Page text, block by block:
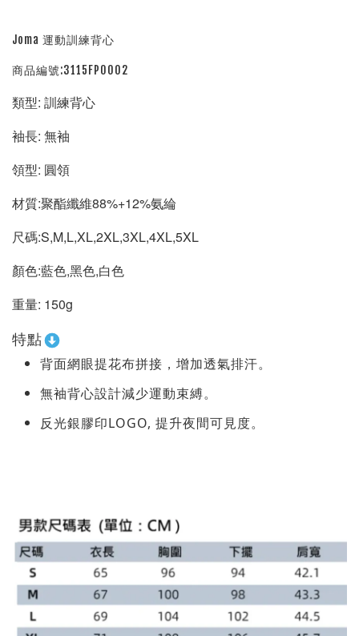
Joma 運動訓練背心
商品編號:3115FP0002
類型: 訓練背心
袖長: 無袖
領型: 圓領
材質:聚酯纖維88%+12%氨綸
尺碼:S,M,L,XL,2XL,3XL,4XL,5XL
顏色:藍色,黑色,白色
重量: 150g
特點
背面網眼提花布拼接，增加透氣排汗。
無袖背心設計減少運動束縛。
反光銀膠印LOGO, 提升夜間可見度。